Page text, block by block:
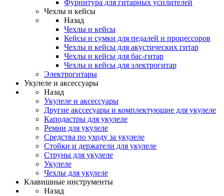
Фурнитура для гитарных усилителей
Чехлы и кейсы
Назад
Чехлы и кейсы
Кейсы и сумки для педалей и процессоров
Чехлы и кейсы для акустических гитар
Чехлы и кейсы для бас-гитар
Чехлы и кейсы для электрогитар
Электрогитары
Укулеле и аксессуары
Назад
Укулеле и аксессуары
Другие акссесуары и комплектующие для укулеле
Каподастры для укулеле
Ремни для укулеле
Средства по уходу за укулеле
Стойки и держатели для укулеле
Струны для укулеле
Укулеле
Чехлы для укулеле
Клавишные инструменты
Назад